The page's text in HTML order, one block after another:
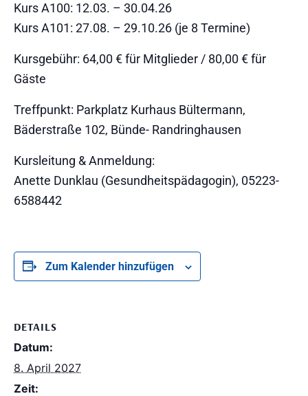
Kurs A100: 12.03. – 30.04.26
Kurs A101: 27.08. – 29.10.26 (je 8 Termine)
Kursgebühr: 64,00 € für Mitglieder / 80,00 € für
Gäste
Treffpunkt: Parkplatz Kurhaus Bültermann,
Bäderstraße 102, Bünde- Randringhausen
Kursleitung & Anmeldung:
Anette Dunklau (Gesundheitspädagogin), 05223-
6588442
Zum Kalender hinzufügen
DETAILS
Datum:
8. April 2027
Zeit: